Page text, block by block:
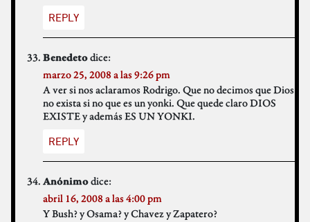
REPLY
Benedetodice:
marzo 25, 2008 a las 9:26 pm
A ver si nos aclaramos Rodrigo. Que no decimos que Dios
no exista si no que es un yonki. Que quede claro DIOS
EXISTE y además ES UN YONKI.
REPLY
Anónimodice:
abril 16, 2008 a las 4:00 pm
Y Bush? y Osama? y Chavez y Zapatero?